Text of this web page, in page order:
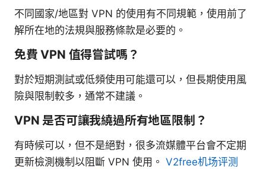
不同國家/地區對 VPN 的使用有不同規範，使用前了
解所在地的法規與服務條款是必要的。
免費 VPN 值得嘗試嗎？
對於短期測試或低頻使用可能還可以，但長期使用風
險與限制較多，通常不建議。
VPN 是否可讓我繞過所有地區限制？
有時候可以，但不是絕對，很多流媒體平台會不定期
更新檢測機制以阻斷 VPN 使用。 V2free机场评测